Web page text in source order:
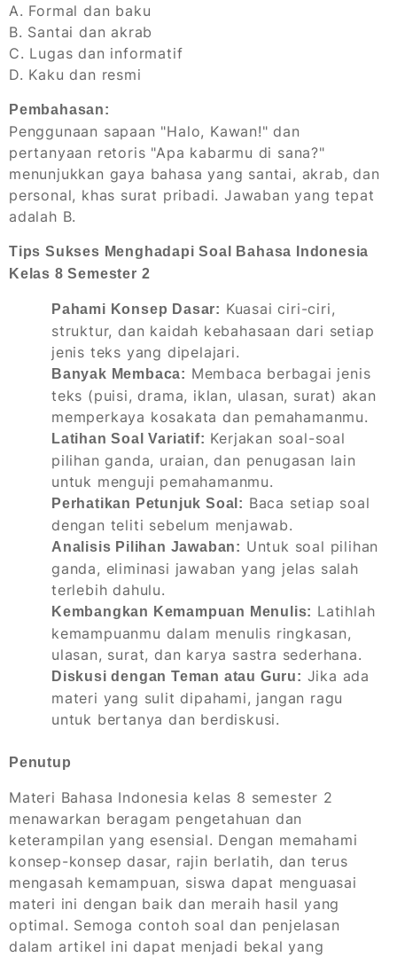
A. Formal dan baku
B. Santai dan akrab
C. Lugas dan informatif
D. Kaku dan resmi
Pembahasan:
Penggunaan sapaan "Halo, Kawan!" dan
pertanyaan retoris "Apa kabarmu di sana?"
menunjukkan gaya bahasa yang santai, akrab, dan
personal, khas surat pribadi. Jawaban yang tepat
adalah B.
Tips Sukses Menghadapi Soal Bahasa Indonesia
Kelas 8 Semester 2
Pahami Konsep Dasar: Kuasai ciri-ciri,
struktur, dan kaidah kebahasaan dari setiap
jenis teks yang dipelajari.
Banyak Membaca: Membaca berbagai jenis
teks (puisi, drama, iklan, ulasan, surat) akan
memperkaya kosakata dan pemahamanmu.
Latihan Soal Variatif: Kerjakan soal-soal
pilihan ganda, uraian, dan penugasan lain
untuk menguji pemahamanmu.
Perhatikan Petunjuk Soal: Baca setiap soal
dengan teliti sebelum menjawab.
Analisis Pilihan Jawaban: Untuk soal pilihan
ganda, eliminasi jawaban yang jelas salah
terlebih dahulu.
Kembangkan Kemampuan Menulis: Latihlah
kemampuanmu dalam menulis ringkasan,
ulasan, surat, dan karya sastra sederhana.
Diskusi dengan Teman atau Guru: Jika ada
materi yang sulit dipahami, jangan ragu
untuk bertanya dan berdiskusi.
Penutup
Materi Bahasa Indonesia kelas 8 semester 2
menawarkan beragam pengetahuan dan
keterampilan yang esensial. Dengan memahami
konsep-konsep dasar, rajin berlatih, dan terus
mengasah kemampuan, siswa dapat menguasai
materi ini dengan baik dan meraih hasil yang
optimal. Semoga contoh soal dan penjelasan
dalam artikel ini dapat menjadi bekal yang